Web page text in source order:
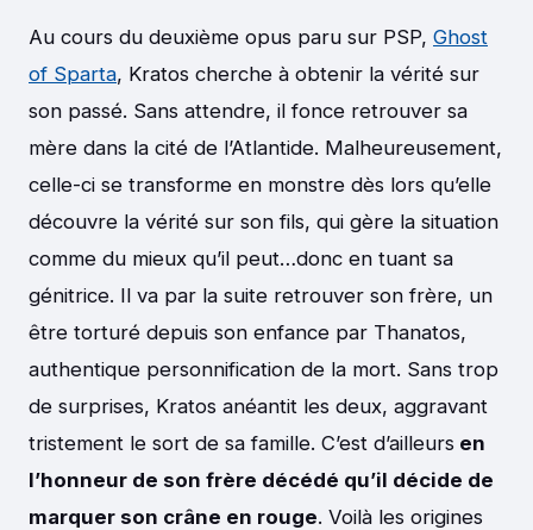
Au cours du deuxième opus paru sur PSP, Ghost
of Sparta, Kratos cherche à obtenir la vérité sur
son passé. Sans attendre, il fonce retrouver sa
mère dans la cité de l’Atlantide. Malheureusement,
celle-ci se transforme en monstre dès lors qu’elle
découvre la vérité sur son fils, qui gère la situation
comme du mieux qu’il peut…donc en tuant sa
génitrice. Il va par la suite retrouver son frère, un
être torturé depuis son enfance par Thanatos,
authentique personnification de la mort. Sans trop
de surprises, Kratos anéantit les deux, aggravant
tristement le sort de sa famille. C’est d’ailleurs en
l’honneur de son frère décédé qu’il décide de
marquer son crâne en rouge. Voilà les origines